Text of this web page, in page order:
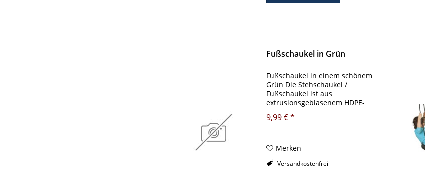
Fußschaukel in Grün
Fußschaukel in einem schönem
Grün Die Stehschaukel /
Fußschaukel ist aus
extrusionsgeblasenem HDPE-
Kunststoff gefertigt. Der große Sitz
hat tatsächliche Fußabdrücke, die es
9,99 € *
Merken
Versandkostenfrei